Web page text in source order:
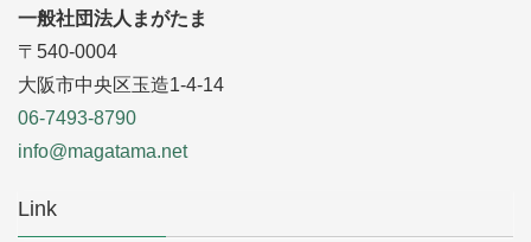
一般社団法人まがたま
〒540-0004
大阪市中央区玉造1-4-14
06-7493-8790
info@magatama.net
Link